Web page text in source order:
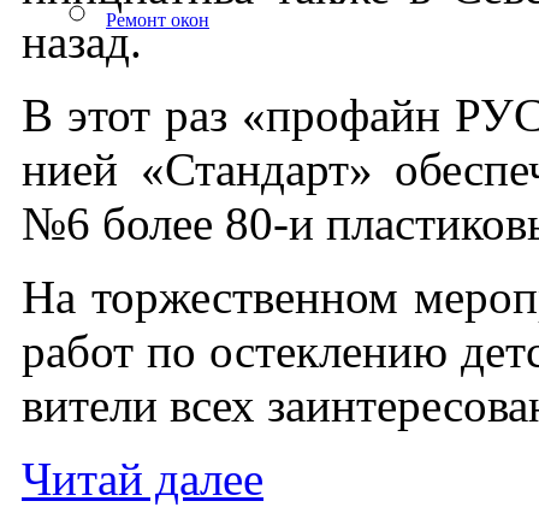
Ремонт окон
на­зад.
В этот раз «про­файн
ни­ей «Стан­дарт»
№6 бо­лее 80-и
На тор­жест­вен­ном
ра­бот по ос­текле­нию
вите­ли всех
Чи­тай да­лее